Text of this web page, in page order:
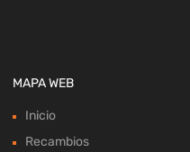
MAPA WEB
Inicio
Recambios